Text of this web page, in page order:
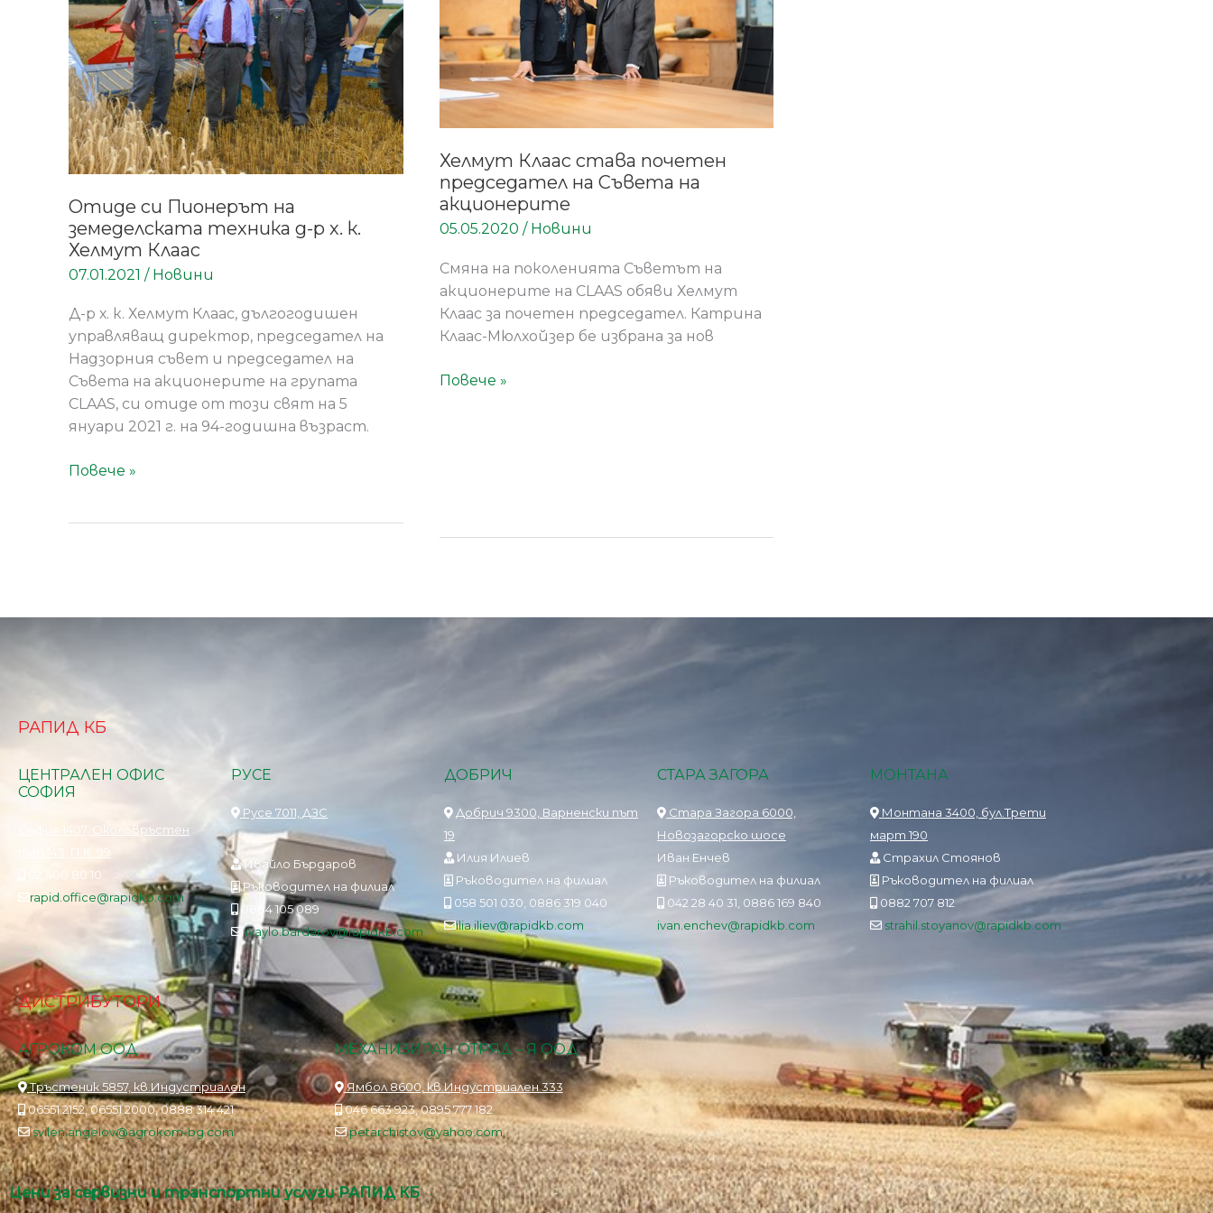
Отиде си Пионерът на
земеделската техника д-р х. к.
Хелмут Клаас
07.01.2021 / Новини
Д-р х. к. Хелмут Клаас, дългогодишен
управляващ директор, председател на
Надзорния съвет и председател на
Съвета на акционерите на групата
CLAAS, си отиде от този свят на 5
януари 2021 г. на 94-годишна възраст.
земеделската
техника
д-
р
х.
к.
Хелмут
Клаас
Повече »
Хелмут Клаас става почетен
председател на Съвета на
акционерите
05.05.2020 / Новини
Смяна на поколенията Съветът на
акционерите на CLAAS обяви Хелмут
Клаас за почетен председател. Катрина
Клаас-Мюлхойзер бе избрана за нов
председател
на
Съвета
на
акционерите
Повече »
РАПИД КБ
ЦЕНТРАЛЕН ОФИС
СОФИЯ
София 1407, Околовръстен
път 143, П.К. 99
02 400 80 10
rapid.office@rapidkb.com
РУСЕ
Русе 7011, ДЗС
Ивайло Бърдаров
Ръководител на филиал
0884 105 089
ivaylo.bardarov@rapidkb.com
ДОБРИЧ
Добрич 9300, Варненски път
19
Илия Илиев
Ръководител на филиал
058 501 030, 0886 319 040
ilia.iliev@rapidkb.com
СТАРА ЗАГОРА
Стара Загора 6000,
Новозагорско шосе
Иван Енчев
Ръководител на филиал
042 28 40 31, 0886 169 840
ivan.enchev@rapidkb.com
МОНТАНА
Монтана 3400, бул.Трети
март 190
Страхил Стоянов
Ръководител на филиал
0882 707 812
strahil.stoyanov@rapidkb.com
ДИСТРИБУТОРИ
АГРОКОМ ООД
Тръстеник 5857, кв.Индустриален
06551 2152, 06551 2000, 0888 314 421
svilen.angelov@agrokom-bg.com
МЕХАНИЗИРАН ОТРЯД – Я ООД
Ямбол 8600, кв.Индустриален 333
046 663 923, 0895 777 182
petarchistov@yahoo.com
Цени за сервизни и транспортни услуги РАПИД КБ